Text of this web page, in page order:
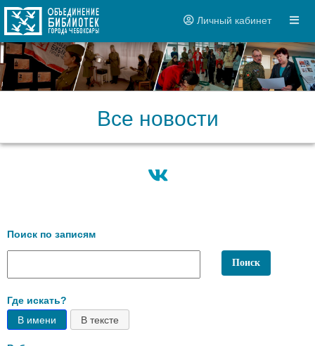
Личный кабинет
Все новости
Поиск по записям
Где искать?
В имени
В тексте